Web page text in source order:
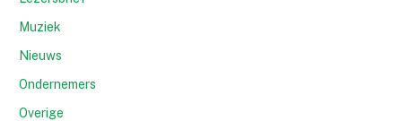
Muziek
Nieuws
Ondernemers
Overige